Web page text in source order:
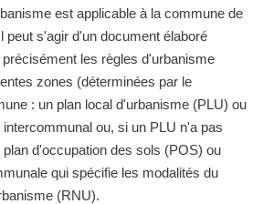
est applicable à la commune de
peut s'agir d'un document élaboré
les règles d'urbanisme
zones (déterminées par le
: un plan local d'urbanisme (PLU) ou
ou, si un PLU n'a pas
d'occupation des sols (POS) ou
qui spécifie les modalités du
(RNU).